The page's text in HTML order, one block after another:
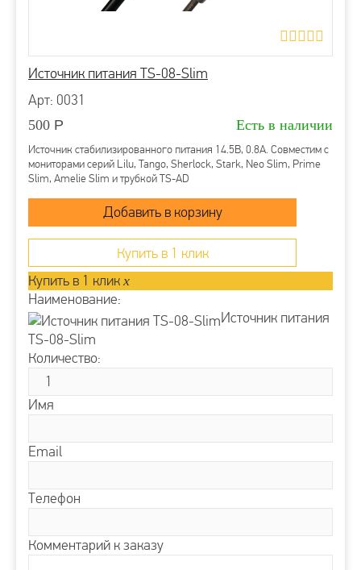
Источник питания TS-08-Slim
Арт: 0031
500 Р Есть в наличии
Источник стабилизированного питания 14.5В, 0.8А. Совместим с
мониторами серий Lilu, Tango, Sherlock, Stark, Neo Slim, Prime
Slim, Amelie Slim и трубкой TS-AD
Купить в 1 клик
Купить в 1 клик x
Наименование:
Источник питания
TS-08-Slim
Количество:
Имя
Email
Телефон
Комментарий к заказу